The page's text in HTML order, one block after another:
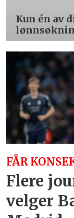
Kun én av
FÅR
Flere
velger